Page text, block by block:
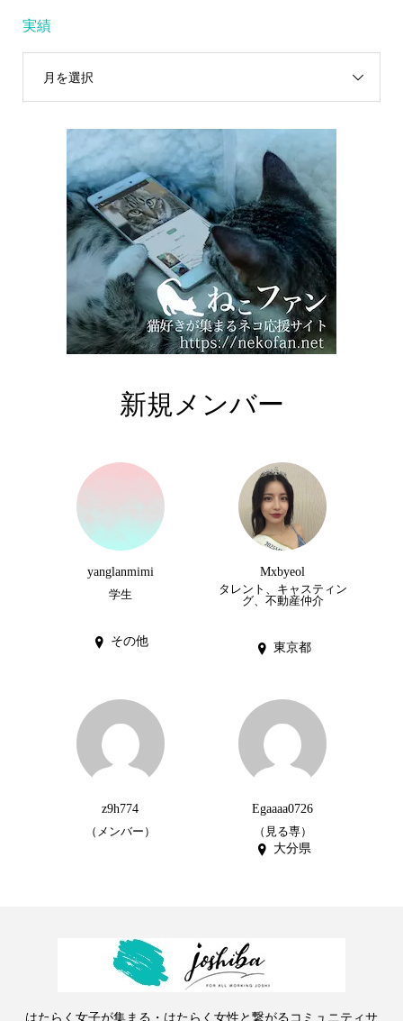
実績
月を選択
新規メンバー
yanglanmimi
学生
その他
Mxbyeol
タレント、キャスティン
グ、不動産仲介
東京都
z9h774
（メンバー）
Egaaaa0726
（見る専）
大分県
はたらく女子が集まる・はたらく女性と繋がるコミュニティサ